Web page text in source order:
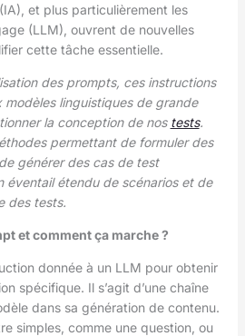
et plus particulièrement les
(LLM), ouvrent de nouvelles
cette tâche essentielle.
des prompts, ces instructions
linguistiques de grande
la conception de nos tests.
permettant de formuler des
générer des cas de test
éventail étendu de scénarios et de
des tests.
et comment ça marche ?
donnée à un LLM pour obtenir
spécifique. Il s’agit d’une chaîne
dans sa génération de contenu.
simples, comme une question, ou